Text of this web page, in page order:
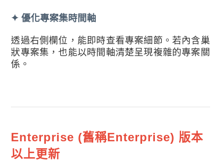
✦ 優化專案集時間軸
透過右側欄位，能即時查看專案細節。若內含巢
狀專案集，也能以時間軸清楚呈現複雜的專案關
係。
Enterprise (舊稱Enterprise) 版本
以上更新